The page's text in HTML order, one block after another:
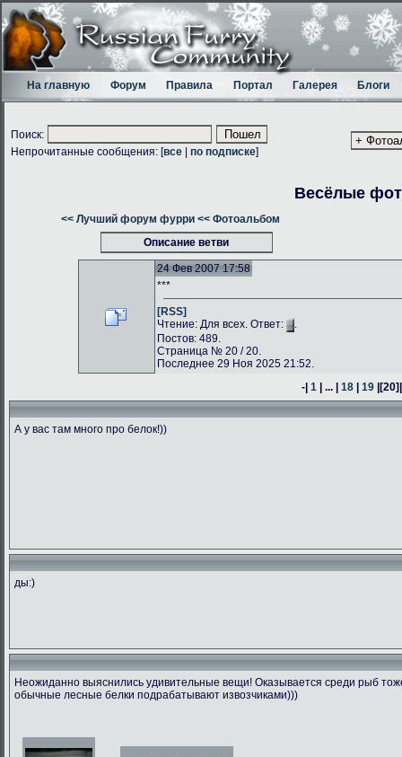
На главную Форум Правила Портал Галерея Блоги
Поиск:
Непрочитанные сообщения: [все по подписке]
Весёлые
<< Лучший форум фурри << Фотоальбом
Описание ветви
24 Фев 2007 17:58
***
[RSS]
Чтение: Для всех. Ответ:
.
Постов: 489.
Страница № 20 / 20.
Последнее 29 Ноя 2025 21:52.
-| 1 | ... | 18 | 19 |[20]
А у вас там много про белок!))
ды:)
Неожиданно выяснились удивительные вещи! Оказывается среди рыб
обычные лесные белки подрабатывают извозчиками)))